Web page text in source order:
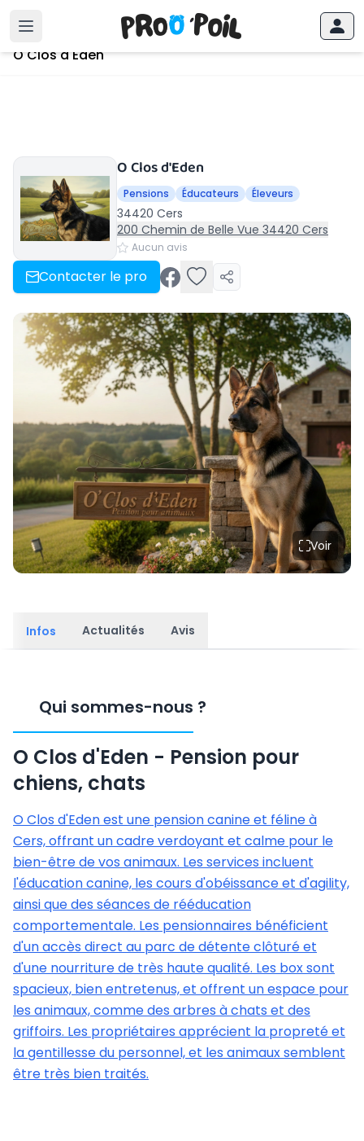
Accueil O Clos d'Eden
O Clos d'Eden
O Clos d'Eden
Pensions Éducateurs Éleveurs
34420 Cers
200 Chemin de Belle Vue 34420 Cers
Aucun avis
Contacter le pro
Voir
Infos Actualités Avis
Qui sommes-nous ?
O Clos d'Eden - Pension pour
chiens, chats
O Clos d'Eden est une pension canine et féline à
Cers, offrant un cadre verdoyant et calme pour le
bien-être de vos animaux. Les services incluent
l'éducation canine, les cours d'obéissance et d'agility,
ainsi que des séances de rééducation
comportementale. Les pensionnaires bénéficient
d'un accès direct au parc de détente clôturé et
d'une nourriture de très haute qualité. Les box sont
spacieux, bien entretenus, et offrent un espace pour
les animaux, comme des arbres à chats et des
griffoirs. Les propriétaires apprécient la propreté et
la gentillesse du personnel, et les animaux semblent
être très bien traités.